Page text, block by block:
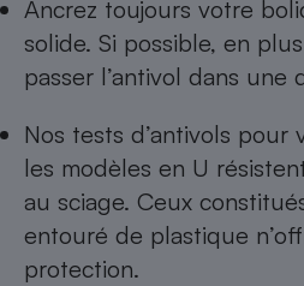
Ancrez toujours votre
solide. Si possible, en
passer l’antivol dans une
Nos tests d’antivols pour
les modèles en U
au sciage. Ceux
entouré de plastique
protection.